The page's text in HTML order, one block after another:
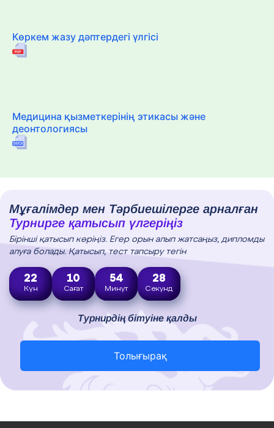
Көркем жазу дәптердегі үлгісі
Медицина қызметкерінің этикасы және
деонтологиясы
Мұғалімдер мен Тәрбиешілерге арналған
Турнирге қатысып үлгеріңіз
Бірінші қатысып көріңіз. Егер орын алып жатсаңыз, дипломды
алуға болады. Қатысып, тест тапсыру тегін
22
Күн
10
Сағат
54
Минут
27
Секунд
Турнирдің бітуіне қалды
Толығырақ